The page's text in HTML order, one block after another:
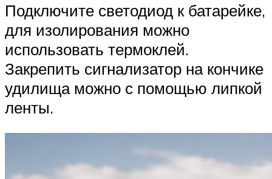
Подключите светодиод к батарейке,
для изолирования можно
использовать термоклей.
Закрепить сигнализатор на кончике
удилища можно с помощью липкой
ленты.